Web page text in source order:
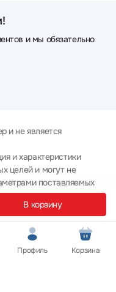
В корзину
и мы обязательно
и не является
и характеристики
целей и могут не
поставляемых
при
Тэк»
Профиль Корзина